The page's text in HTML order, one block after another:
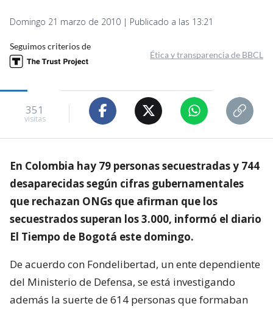
Domingo 21 marzo de 2010 | Publicado a las 13:21
Seguimos criterios de
Ética y transparencia de BBCL
351
visitas
En Colombia hay 79 personas secuestradas y 744
desaparecidas según cifras gubernamentales
que rechazan ONGs que afirman que los
secuestrados superan los 3.000, informó el diario
El Tiempo de Bogotá este domingo.
De acuerdo con Fondelibertad, un ente dependiente
del Ministerio de Defensa, se está investigando
además la suerte de 614 personas que formaban